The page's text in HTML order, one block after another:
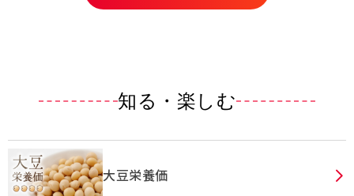
知る・楽しむ
大豆栄養価